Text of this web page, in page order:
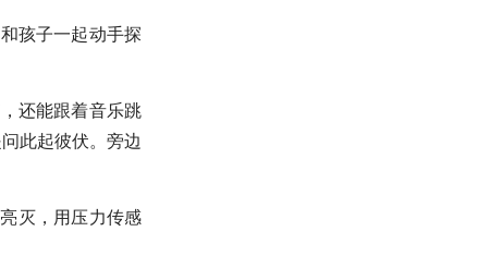
孩子一起动手探
还能跟着音乐跳
此起彼伏。旁边
灭，用压力传感